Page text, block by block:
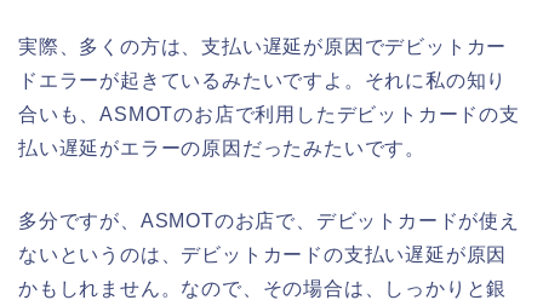
実際、多くの方は、支払い遅延が原因でデビットカー
ドエラーが起きているみたいですよ。それに私の知り
合いも、ASMOTのお店で利用したデビットカードの支
払い遅延がエラーの原因だったみたいです。
多分ですが、ASMOTのお店で、デビットカードが使え
ないというのは、デビットカードの支払い遅延が原因
かもしれません。なので、その場合は、しっかりと銀